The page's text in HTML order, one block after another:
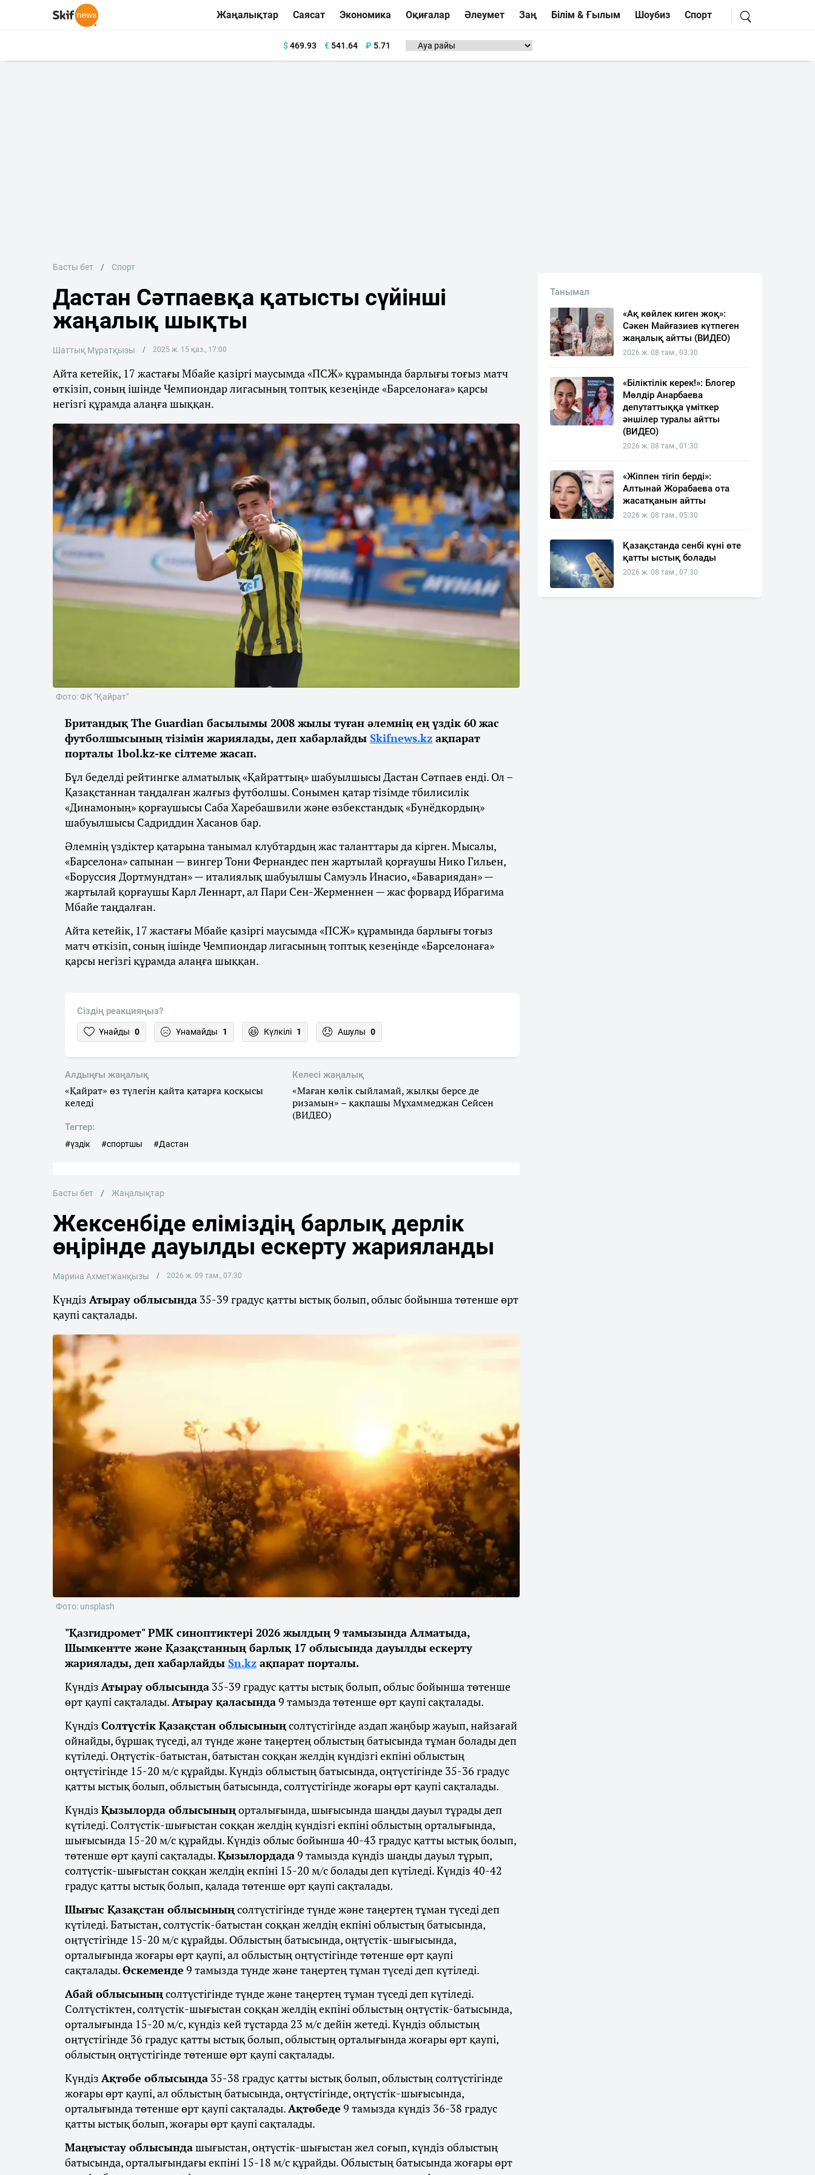
Жаңалықтар Саясат Экономика Оқиғалар Әлеумет Заң Білім & Ғылым Шоубиз Спорт
$469.93 €541.64 ₽ 5.71
Басты бет Спорт
Дастан Сәтпаевқа қатысты сүйінші
жаңалық шықты
Шаттық Мұратқызы 2025 ж. 15 қаз., 17:00
Айта кетейік, 17 жастағы Мбайе қазіргі маусымда «ПСЖ» құрамында барлығы тоғыз матч
өткізіп, соның ішінде Чемпиондар лигасының топтық кезеңінде «Барселонаға» қарсы
негізгі құрамда алаңға шыққан.
Фото: ФК "Қайрат"
Британдық The Guardian басылымы 2008 жылы туған әлемнің ең үздік 60 жас
футболшысының тізімін жариялады, деп хабарлайды Skifnews.kz ақпарат
порталы 1bol.kz-ке сілтеме жасап.
Бұл беделді рейтингке алматылық «Қайраттың» шабуылшысы Дастан Сәтпаев енді. Ол –
Қазақстаннан таңдалған жалғыз футболшы. Сонымен қатар тізімде тбилисилік
«Динамоның» қорғаушысы Саба Харебашвили және өзбекстандық «Бунёдкордың»
шабуылшысы Садриддин Хасанов бар.
Әлемнің үздіктер қатарына танымал клубтардың жас таланттары да кірген. Мысалы,
«Барселона» сапынан — вингер Тони Фернандес пен жартылай қорғаушы Нико Гильен,
«Боруссия Дортмундтан» — италиялық шабуылшы Самуэль Инасио, «Бавариядан» —
жартылай қорғаушы Карл Леннарт, ал Пари Сен-Жерменнен — жас форвард Ибрагима
Мбайе таңдалған.
Айта кетейік, 17 жастағы Мбайе қазіргі маусымда «ПСЖ» құрамында барлығы тоғыз
матч өткізіп, соның ішінде Чемпиондар лигасының топтық кезеңінде «Барселонаға»
қарсы негізгі құрамда алаңға шыққан.
Сіздің реакцияңыз?
Ұнайды 0 Ұнамайды 1 Күлкілі 1 Ашулы 0
Алдыңғы жаңалық
«Қайрат» өз түлегін қайта қатарға қосқысы
келеді
Келесі жаңалық
«Маған көлік сыйламай, жылқы берсе де
ризамын» – қақпашы Мұхаммеджан Сейсен
(ВИДЕО)
Тегтер:
#үздік #спортшы #Дастан
Басты бет Жаңалықтар
Жексенбіде еліміздің барлық дерлік
өңірінде дауылды ескерту жарияланды
Марина Ахметжанқызы 2026 ж. 09 там., 07:30
Күндіз Атырау облысында 35-39 градус қатты ыстық болып, облыс бойынша төтенше өрт
қаупі сақталады.
Фото: unsplash
"Қазгидромет" РМК синоптиктері 2026 жылдың 9 тамызында Алматыда,
Шымкентте және Қазақстанның барлық 17 облысында дауылды ескерту
жариялады, деп хабарлайды Sn.kz ақпарат порталы.
Күндіз Атырау облысында 35-39 градус қатты ыстық болып, облыс бойынша төтенше
өрт қаупі сақталады.Атырау қаласында9 тамызда төтенше өрт қаупі сақталады.
Күндіз Солтүстік Қазақстан облысыныңсолтүстігінде аздап жаңбыр жауып, найзағай
ойнайды, бұршақ түседі, ал түнде және таңертең облыстың батысында тұман болады деп
күтіледі. Оңтүстік-батыстан, батыстан соққан желдің күндізгі екпіні облыстың
оңтүстігінде 15-20 м/с құрайды. Күндіз облыстың батысында, оңтүстігінде 35-36 градус
қатты ыстық болып, облыстың батысында, солтүстігінде жоғары өрт қаупі сақталады.
Күндіз Қызылорда облысыныңорталығында, шығысында шаңды дауыл тұрады деп
күтіледі. Солтүстік-шығыстан соққан желдің күндізгі екпіні облыстың орталығында,
шығысында 15-20 м/с құрайды. Күндіз облыс бойынша 40-43 градус қатты ыстық болып,
төтенше өрт қаупі сақталады.Қызылордада9 тамызда күндіз шаңды дауыл тұрып,
солтүстік-шығыстан соққан желдің екпіні 15-20 м/с болады деп күтіледі. Күндіз 40-42
градус қатты ыстық болып, қалада төтенше өрт қаупі сақталады.
Шығыс Қазақстан облысыныңсолтүстігінде түнде және таңертең тұман түседі деп
күтіледі. Батыстан, солтүстік-батыстан соққан желдің екпіні облыстың батысында,
оңтүстігінде 15-20 м/с құрайды. Облыстың батысында, оңтүстік-шығысында,
орталығында жоғары өрт қаупі, ал облыстың оңтүстігінде төтенше өрт қаупі
сақталады.Өскеменде 9 тамызда түнде және таңертең тұман түседі деп күтіледі.
Абай облысыныңсолтүстігінде түнде және таңертең тұман түседі деп күтіледі.
Солтүстіктен, солтүстік-шығыстан соққан желдің екпіні облыстың оңтүстік-батысында,
орталығында 15-20 м/с, күндіз кей тұстарда 23 м/с дейін жетеді. Күндіз облыстың
оңтүстігінде 36 градус қатты ыстық болып, облыстың орталығында жоғары өрт қаупі,
облыстың оңтүстігінде төтенше өрт қаупі сақталады.
Күндіз Ақтөбе облысында 35-38 градус қатты ыстық болып, облыстың солтүстігінде
жоғары өрт қаупі, ал облыстың батысында, оңтүстігінде, оңтүстік-шығысында,
орталығында төтенше өрт қаупі сақталады.Ақтөбеде 9 тамызда күндіз 36-38 градус
қатты ыстық болып, жоғары өрт қаупі сақталады.
Маңғыстау облысындашығыстан, оңтүстік-шығыстан жел соғып, күндіз облыстың
батысында, орталығындағы екпіні 15-18 м/с құрайды. Облыстың батысында жоғары өрт
Танымал
«Ақ көйлек киген жоқ»:
Сәкен Майғазиев күтпеген
жаңалық айтты (ВИДЕО)
2026 ж. 08 там., 03:30
«Біліктілік керек!»: Блогер
Мөлдір Анарбаева
депутаттыққа үміткер
әншілер туралы айтты
(ВИДЕО)
2026 ж. 08 там., 01:30
«Жіппен тігіп берді»:
Алтынай Жорабаева ота
жасатқанын айтты
2026 ж. 08 там., 05:30
Қазақстанда сенбі күні өте
қатты ыстық болады
2026 ж. 08 там., 07:30